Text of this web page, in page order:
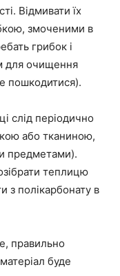
Відмивати їх
змоченими в
грибок і
для очищення
пошкодитися).
слід періодично
або тканиною,
предметами).
теплицю
з полікарбонату в
правильно
буде